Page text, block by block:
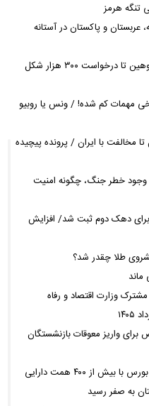
تنگه هرمز
و پاکستان در آستانه
دردسر جدید همسر نتانیاهو/ از فریاد و توهین تا درخواست ۳۰۰ هزار شکل
مهمات کم شده! / ونس یا روبیو
تا مخالفت با ایران / پرونده پیچیده
وجود خطر جنگ، چگونه امنیت
برای دهک دوم ثبت شد/ افزایش
طلا چقدر شد؟
وزارت اقتصاد و رفاه
واریز معوقات بازنشستگان
از ۴۰۰ همت دارایی
به صفر رسید